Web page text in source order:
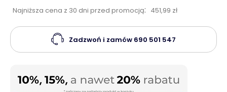
Najniższa cena z 30 dni przed promocją: 451,99 zł
Zadzwoń i zamów 690 501 547